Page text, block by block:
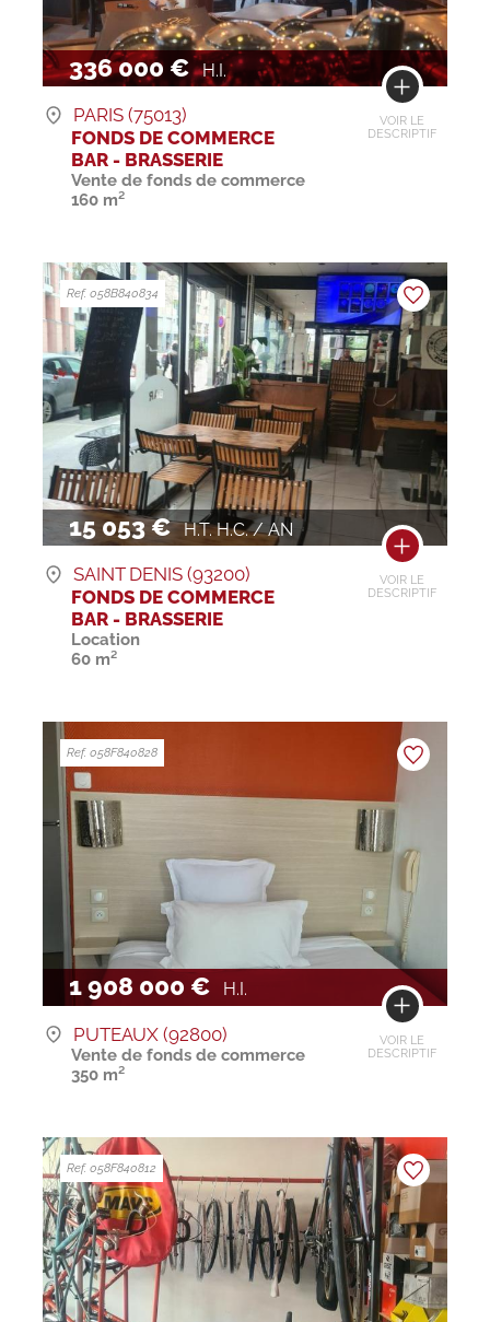
336 000 € H.I.
VOIR LE
DESCRIPTIF
PARIS (75013)
FONDS DE COMMERCE
BAR - BRASSERIE
Vente de fonds de commerce
160 m²
15 053 € H.T. H.C. / AN
VOIR LE
DESCRIPTIF
Ref. 058B840834
SAINT DENIS (93200)
FONDS DE COMMERCE
BAR - BRASSERIE
Location
60 m²
1 908 000 € H.I.
VOIR LE
DESCRIPTIF
Ref. 058F840828
PUTEAUX (92800)
Vente de fonds de commerce
350 m²
Ref. 058F840812